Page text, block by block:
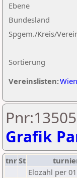
Ebene
Sortierung
Bundesland
Spgem./Kreis/
Vereinslisten:Wien
Grafik
tnrSt
Elozahl per